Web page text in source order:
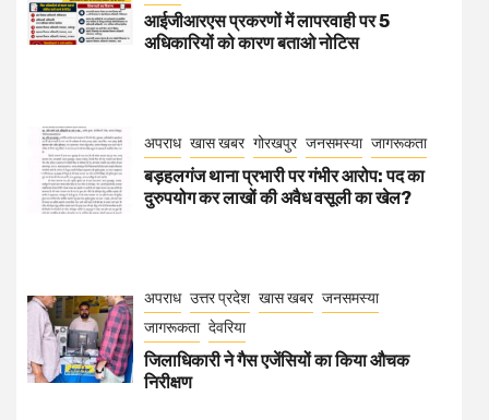
आईजीआरएस प्रकरणों में लापरवाही पर 5
अधिकारियों को कारण बताओ नोटिस
अपराध खास खबर गोरखपुर जनसमस्या जागरूकता
बड़हलगंज थाना प्रभारी पर गंभीर आरोप: पद का
दुरुपयोग कर लाखों की अवैध वसूली का खेल?
अपराध उत्तर प्रदेश खास खबर जनसमस्या
जागरूकता देवरिया
जिलाधिकारी ने गैस एजेंसियों का किया औचक
निरीक्षण